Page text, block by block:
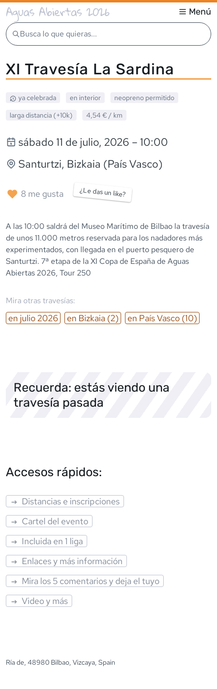
Aguas Abiertas 2026 Menú
Busca lo que quieras...
XI Travesía La Sardina
ya celebrada en interior neopreno permitido
larga distancia (+10k)
4,54 € / km
sábado 11 de julio, 2026 – 10:00
Santurtzi, Bizkaia (País Vasco)
8 me gusta ¿Le das un like?
A las 10:00 saldrá del Museo Marítimo de Bilbao la travesía
de unos 11.000 metros reservada para los nadadores más
experimentados, con llegada en el puerto pesquero de
Santurtzi. 7ª etapa de la XI Copa de España de Aguas
Abiertas 2026, Tour 250
Mira otras travesías:
en julio 2026 en Bizkaia (2) en País Vasco (10)
Recuerda: estás viendo una
travesía pasada
Accesos rápidos:
Distancias e inscripciones
Cartel del evento
Incluida en 1 liga
Enlaces y más información
Mira los 5 comentarios y deja el tuyo
Video y más
Ría de, 48980 Bilbao, Vizcaya, Spain